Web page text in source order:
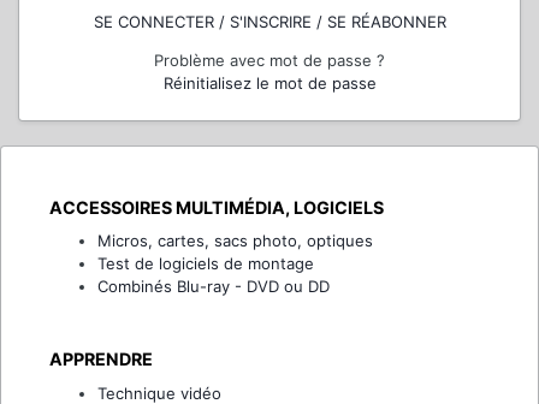
SE CONNECTER / S'INSCRIRE / SE RÉABONNER
Problème avec mot de passe ?
Réinitialisez le mot de passe
ACCESSOIRES MULTIMÉDIA, LOGICIELS
Micros, cartes, sacs photo, optiques
Test de logiciels de montage
Combinés Blu-ray - DVD ou DD
APPRENDRE
Technique vidéo